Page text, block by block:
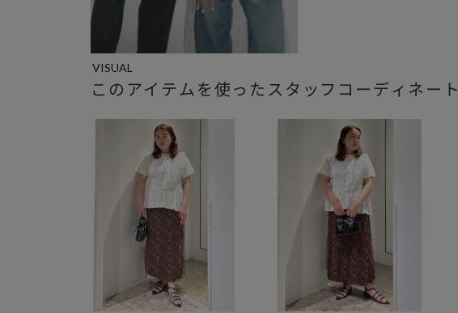
VISUAL
このアイテムを使ったスタッフコーディネート